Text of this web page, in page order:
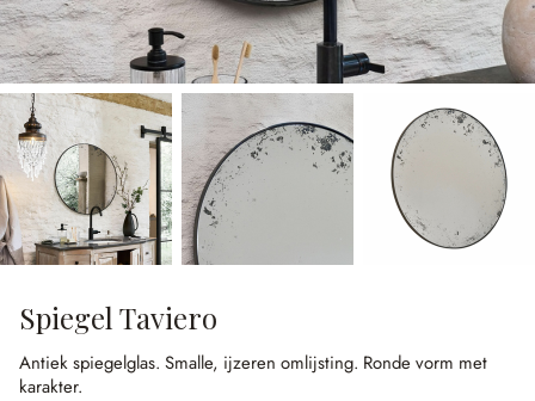
Spiegel Taviero
Antiek spiegelglas. Smalle, ijzeren omlijsting. Ronde vorm met
karakter.